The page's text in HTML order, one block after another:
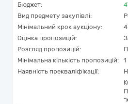
Бюджет:
Вид предмету закупівлі:
Мінімальний крок аукціону:
Оцінка пропозицій:
Розгляд пропозицій:
Мінімальна кількість пропозицій:
1
Наявність прекваліфікації: